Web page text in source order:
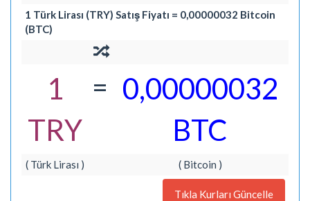
1 Türk Lirası (TRY) Satış Fiyatı = 0,00000032 Bitcoin
(BTC)
1
TRY
= 0,00000032
BTC
( Türk Lirası ) ( Bitcoin )
Tıkla Kurları Güncelle